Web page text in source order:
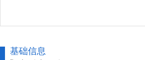
基础信息